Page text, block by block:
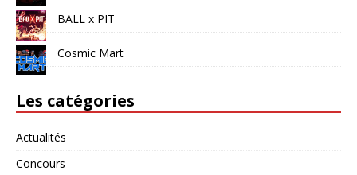
BALL x PIT
Cosmic Mart
Les catégories
Actualités
Concours